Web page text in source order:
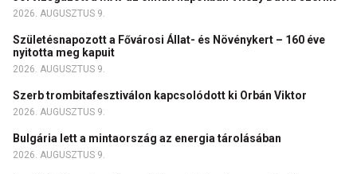
2026. AUGUSZTUS 9.
Születésnapozott a Fővárosi Állat- és Növénykert – 160 éve
nyitotta meg kapuit
2026. AUGUSZTUS 9.
Szerb trombitafesztiválon kapcsolódott ki Orbán Viktor
2026. AUGUSZTUS 9.
Bulgária lett a mintaország az energia tárolásában
2026. AUGUSZTUS 9.